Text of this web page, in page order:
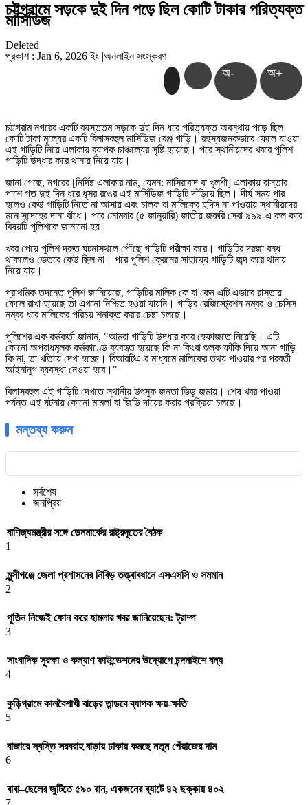
চট্টগ্রামে সড়কে দুই দিন পড়ে ছিল কোটি টাকার পরিত্যক্ত
মার্সিডিজ
Deleted
প্রকাশ : Jan 6, 2026 ইং |অনলাইন সংস্করণ
অ- অ+
চট্টগ্রাম নগরের একটি ব্যস্ততম সড়কে দুই দিন ধরে পরিত্যক্ত অবস্থায় পড়ে ছিল
কোটি টাকা মূল্যের একটি বিলাসবহুল মার্সিডিজ বেঞ্জ গাড়ি। রহস্যজনকভাবে ফেলে যাওয়া
এই গাড়িটি নিয়ে এলাকায় ব্যাপক চাঞ্চল্যের সৃষ্টি হয়েছে। পরে স্থানীয়দের খবরে পুলিশ
গাড়িটি উদ্ধার করে থানায় নিয়ে যায়।
​জানা গেছে, নগরের [নির্দিষ্ট এলাকার নাম, যেমন: নাসিরাবাদ বা খুলশী] এলাকায় রাস্তার
পাশে গত দুই দিন ধরে ধূসর রঙের এই মার্সিডিজ গাড়িটি দাঁড়িয়ে ছিল। দীর্ঘ সময় পার
হলেও কেউ গাড়িটি নিতে না আসায় এবং চালক বা মালিকের হদিস না পাওয়ায় স্থানীয়দের
মনে সন্দেহের দানা বাঁধে। পরে সোমবার (৫ জানুয়ারি) জাতীয় জরুরি সেবা ৯৯৯-এ কল করে
বিষয়টি পুলিশকে জানানো হয়।
​খবর পেয়ে পুলিশ দ্রুত ঘটনাস্থলে পৌঁছে গাড়িটি পরীক্ষা করে। গাড়িটির দরজা বন্ধ
থাকলেও ভেতরে কেউ ছিল না। পরে পুলিশ ক্রেনের সাহায্যে গাড়িটি জব্দ করে থানায়
নিয়ে যায়।
​প্রাথমিক তদন্তে পুলিশ জানিয়েছে, গাড়িটির মালিক কে বা কেন এটি এভাবে রাস্তায়
ফেলে রাখা হয়েছে তা এখনো নিশ্চিত হওয়া যায়নি। গাড়ির রেজিস্ট্রেশন নম্বর ও চেসিস
নম্বর ধরে মালিকের পরিচয় শনাক্ত করার চেষ্টা চলছে।
​পুলিশের এক কর্মকর্তা জানান, "আমরা গাড়িটি উদ্ধার করে হেফাজতে নিয়েছি। এটি
কোনো অপরাধমূলক কর্মকাণ্ডে ব্যবহৃত হয়েছে কি না কিংবা শুল্ক ফাঁকি দিয়ে আনা গাড়ি
কি না, তা খতিয়ে দেখা হচ্ছে। বিআরটিএ-র মাধ্যমে মালিকের তথ্য পাওয়ার পর পরবর্তী
আইনানুগ ব্যবস্থা নেওয়া হবে।"
​বিলাসবহুল এই গাড়িটি দেখতে স্থানীয় উৎসুক জনতা ভিড় জমায়। শেষ খবর পাওয়া
পর্যন্ত এই ঘটনায় কোনো মামলা বা জিডি দায়ের করার প্রক্রিয়া চলছে।
মন্তব্য করুন
সর্বশেষ
জনপ্রিয়
বাণিজ্যমন্ত্রীর সঙ্গে ডেনমার্কের রাষ্ট্রদূতের বৈঠক
1
মুন্সীগঞ্জে জেলা প্রশাসনের নিবিড় তত্ত্বাবধানে এসএসসি ও সমমান
2
পুতিন নিজেই ফোন করে হামলার খবর জানিয়েছেন: ট্রাম্প
3
সাংবাদিক সুরক্ষা ও কল্যাণ ফাউন্ডেশনের উদ্যোগে চন্দনাইশে বন্য
4
কুড়িগ্রামে কালবৈশাখী ঝড়ের তান্ডবে ব্যাপক ক্ষয়-ক্ষতি
5
বাজারে স্বস্তি সরবরাহ বাড়ায় ঢাকায় কমছে নতুন পেঁয়াজের দাম
6
বাবা–ছেলের জুটিতে ৫৯০ রান, একজনের ব্যাটে ৪২ ছক্কায় ৪০২